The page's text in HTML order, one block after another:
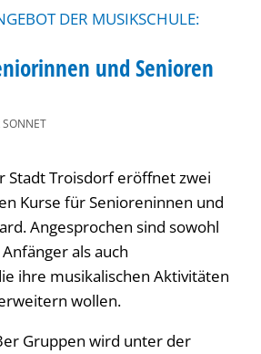
DER MUSIKSCHULE:
und Senioren
SONNET
Stadt Troisdorf eröffnet zwei
Kurse für Senioreninnen und
Angesprochen sind sowohl
als auch
ihre musikalischen Aktivitäten
wollen.
Gruppen wird unter der